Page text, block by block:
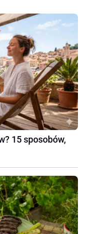
15 sposobów,